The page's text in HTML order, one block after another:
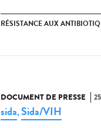
RÉSISTANCE AUX
DOCUMENT DE PRESSE
sida,Sida/VIH